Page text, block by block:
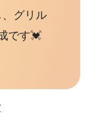
グリル
です💓